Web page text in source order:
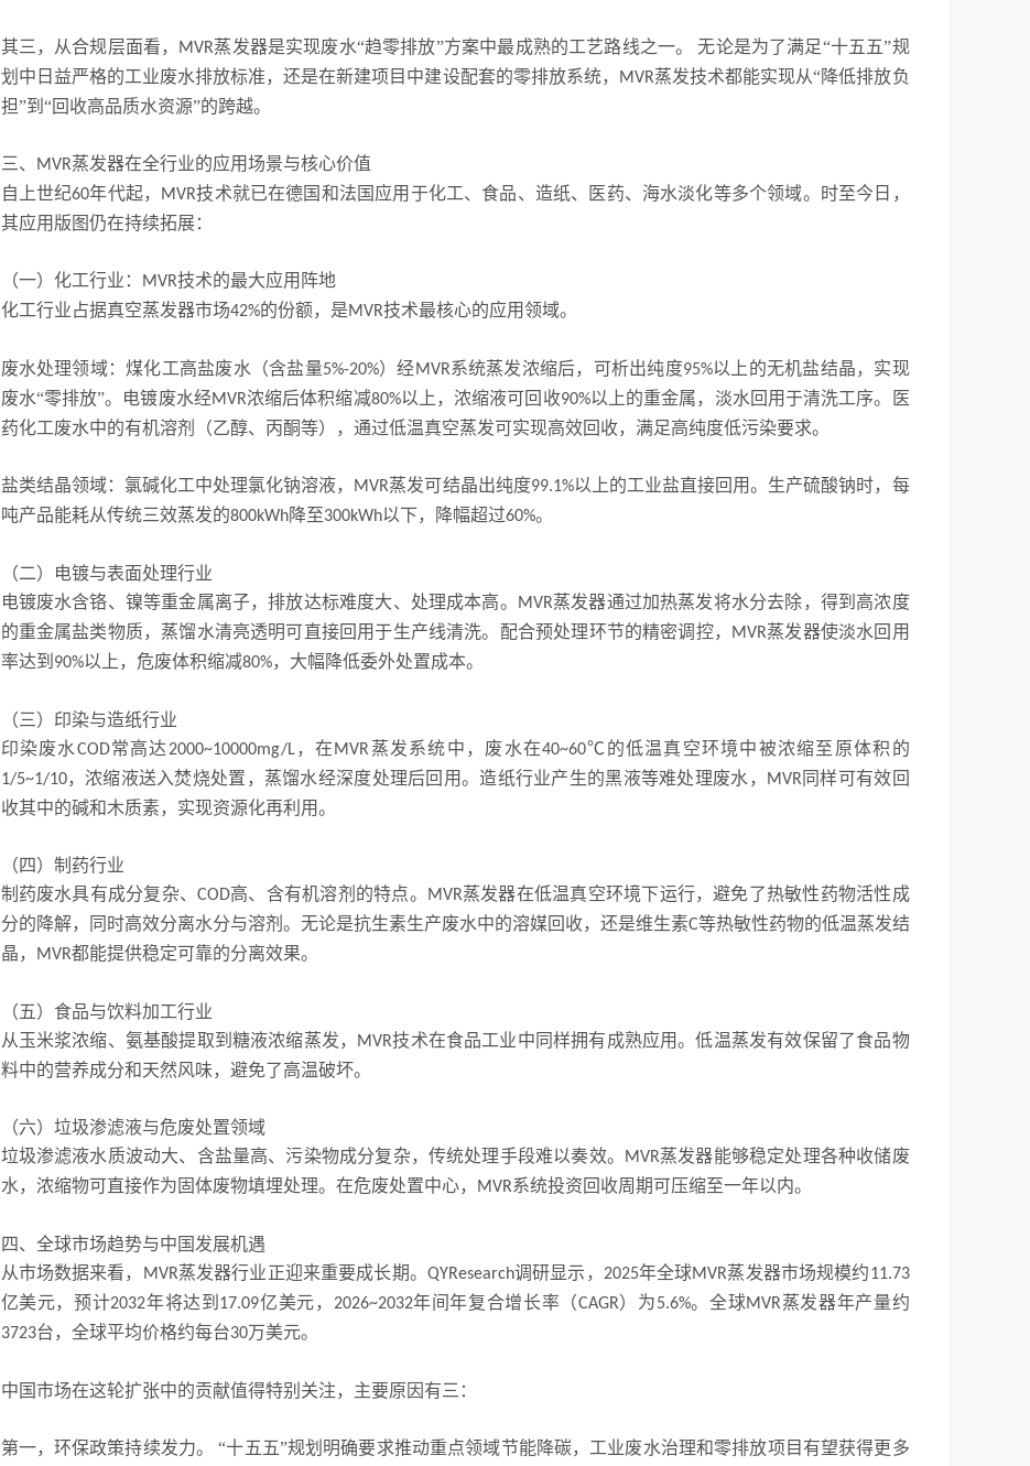
其三，从合规层面看， MVR蒸发器是实现废水“趋零排放”方案中最成熟的工艺路线之一。 无论是为了满足“十五五”规
划中日益严格的工业废水排放标准，还是在新建项目中建设配套的零排放系统，
MVR蒸发技术都能实现从“降低排放负
担”到“回收高品质水资源”的跨越。
三、 MVR蒸发器在全行业的应用场景与核心价值
自上世纪60年代起， MVR技术就已在德国和法国应用于化工、食品、造纸、医药、海水淡化等多个领域。时至今日，
其应用版图仍在持续拓展：
（一）化工行业： MVR技术的最大应用阵地
化工行业占据真空蒸发器市场42%的份额，是MVR技术最核心的应用领域。
废水处理领域：煤化工高盐废水（含盐量5%-20%）经MVR系统蒸发浓缩后，可析出纯度95%以上的无机盐结晶，实现
废水“零排放”。电镀废水经MVR浓缩后体积缩减80%以上，浓缩液可回收90%以上的重金属，淡水回用于清洗工序。医
药化工废水中的有机溶剂（乙醇、丙酮等），通过低温真空蒸发可实现高效回收，满足高纯度低污染要求。
盐类结晶领域：氯碱化工中处理氯化钠溶液， MVR蒸发可结晶出纯度99.1%以上的工业盐直接回用。生产硫酸钠时，每
吨产品能耗从传统三效蒸发的800kWh降至300kWh以下，降幅超过60%。
（二）电镀与表面处理行业
电镀废水含铬、镍等重金属离子，排放达标难度大、处理成本高。
MVR蒸发器通过加热蒸发将水分去除，得到高浓度
的重金属盐类物质，蒸馏水清亮透明可直接回用于生产线清洗。配合预处理环节的精密调控，
MVR蒸发器使淡水回用
率达到 90%以上，危废体积缩减80%，大幅降低委外处置成本。
（三）印染与造纸行业
印染废水COD常高达2000~10000mg/L ，在 MVR蒸发系统中，废水在40~60℃的低温真空环境中被浓缩至原体积的
1/5~1/10，浓缩液送入焚烧处置，蒸馏水经深度处理后回用。造纸行业产生的黑液等难处理废水， MVR同样可有效回
收其中的碱和木质素，实现资源化再利用。
（四）制药行业
制药废水具有成分复杂、COD高、含有机溶剂的特点。 MVR蒸发器在低温真空环境下运行，避免了热敏性药物活性成
分的降解，同时高效分离水分与溶剂。无论是抗生素生产废水中的溶媒回收，还是维生素C等热敏性药物的低温蒸发结
晶，
MVR都能提供稳定可靠的分离效果。
（五）食品与饮料加工行业
从玉米浆浓缩、氨基酸提取到糖液浓缩蒸发，
MVR技术在食品工业中同样拥有成熟应用。低温蒸发有效保留了食品物
料中的营养成分和天然风味，避免了高温破坏。
（六）垃圾渗滤液与危废处置领域
垃圾渗滤液水质波动大、含盐量高、污染物成分复杂，传统处理手段难以奏效。
MVR蒸发器能够稳定处理各种收储废
水，浓缩物可直接作为固体废物填埋处理。在危废处置中心，
MVR系统投资回收周期可压缩至一年以内。
四、全球市场趋势与中国发展机遇
从市场数据来看，
MVR蒸发器行业正迎来重要成长期。 QYResearch调研显示， 2025年全球MVR蒸发器市场规模约11.73
亿美元，预计2032年将达到 17.09亿美元， 2026~2032年间年复合增长率（CAGR）为5.6%。全球MVR蒸发器年产量约
3723台，全球平均价格约每台30万美元。
中国市场在这轮扩张中的贡献值得特别关注，主要原因有三：
第一，环保政策持续发力。
“十五五”规划明确要求推动重点领域节能降碳，工业废水治理和零排放项目有望获得更多